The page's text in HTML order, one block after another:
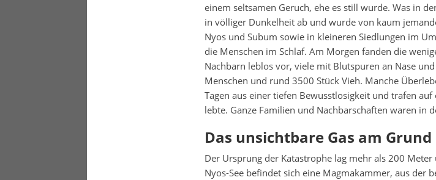
einem seltsamen Geruch, ehe es still wurde. Was in
in völliger Dunkelheit ab und wurde von kaum
Nyos und Subum sowie in kleineren Siedlungen im
die Menschen im Schlaf. Am Morgen fanden die
Nachbarn leblos vor, viele mit Blutspuren an Nase
Menschen und rund 3500 Stück Vieh. Manche
Tagen aus einer tiefen Bewusstlosigkeit und trafen
lebte. Ganze Familien und Nachbarschaften waren in
Das unsichtbare Gas am Grund
Der Ursprung der Katastrophe lag mehr als 200
Nyos-See befindet sich eine Magmakammer, aus der